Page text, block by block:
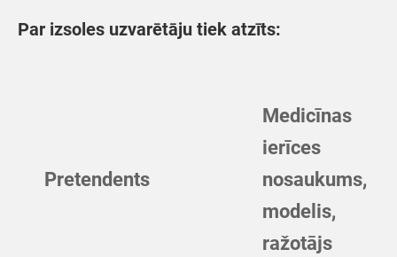
Par izsoles uzvarētāju tiek atzīts:
Pretendents
Medicīnas
ierīces
nosaukums,
modelis,
ražotājs